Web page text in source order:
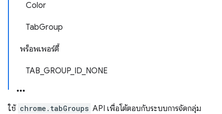
Color
TabGroup
พร็อพเพอร์ตี้
TAB_GROUP_ID_NONE
ใช้ chrome.tabGroups API เพื่อโต้ตอบกับระบบการจัดกลุ่ม